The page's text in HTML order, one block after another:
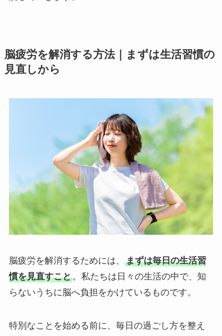
脳疲労を解消する方法｜まずは生活習慣の
見直しから
脳疲労を解消するためには、 まずは毎日の生活習
慣を見直すこと。私たちは日々の生活の中で、知
らないうちに脳へ負担をかけているものです。
特別なことを始める前に、毎日の過ごし方を整え